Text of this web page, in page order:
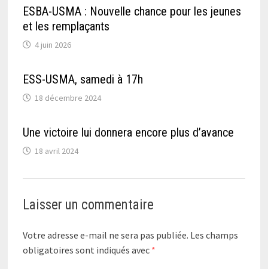
ESBA-USMA : Nouvelle chance pour les jeunes
et les remplaçants
4 juin 2026
ESS-USMA, samedi à 17h
18 décembre 2024
Une victoire lui donnera encore plus d’avance
18 avril 2024
Laisser un commentaire
Votre adresse e-mail ne sera pas publiée. Les champs
obligatoires sont indiqués avec *